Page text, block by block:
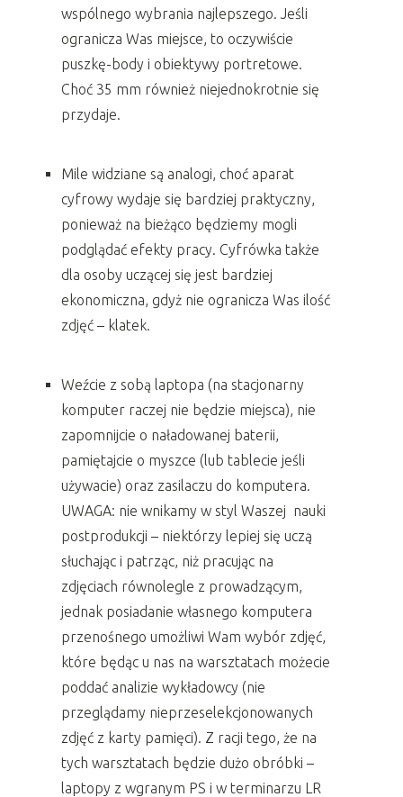
wspólnego wybrania najlepszego. Jeśli
ogranicza Was miejsce, to oczywiście
puszkę-body i obiektywy portretowe.
Choć 35 mm również niejednokrotnie się
przydaje.
Mile widziane są analogi, choć aparat
cyfrowy wydaje się bardziej praktyczny,
ponieważ na bieżąco będziemy mogli
podglądać efekty pracy. Cyfrówka także
dla osoby uczącej się jest bardziej
ekonomiczna, gdyż nie ogranicza Was ilość
zdjęć – klatek.
Weźcie z sobą laptopa (na stacjonarny
komputer raczej nie będzie miejsca), nie
zapomnijcie o naładowanej baterii,
pamiętajcie o myszce (lub tablecie jeśli
używacie) oraz zasilaczu do komputera.
UWAGA: nie wnikamy w styl Waszej nauki
postprodukcji – niektórzy lepiej się uczą
słuchając i patrząc, niż pracując na
zdjęciach równolegle z prowadzącym,
jednak posiadanie własnego komputera
przenośnego umożliwi Wam wybór zdjęć,
które będąc u nas na warsztatach możecie
poddać analizie wykładowcy (nie
przeglądamy nieprzeselekcjonowanych
zdjęć z karty pamięci). Z racji tego, że na
tych warsztatach będzie dużo obróbki –
laptopy z wgranym PS i w terminarzu LR